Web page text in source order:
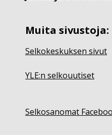
Muita sivustoja:
Selkokeskuksen sivut
YLE:n selkouutiset
Selkosanomat